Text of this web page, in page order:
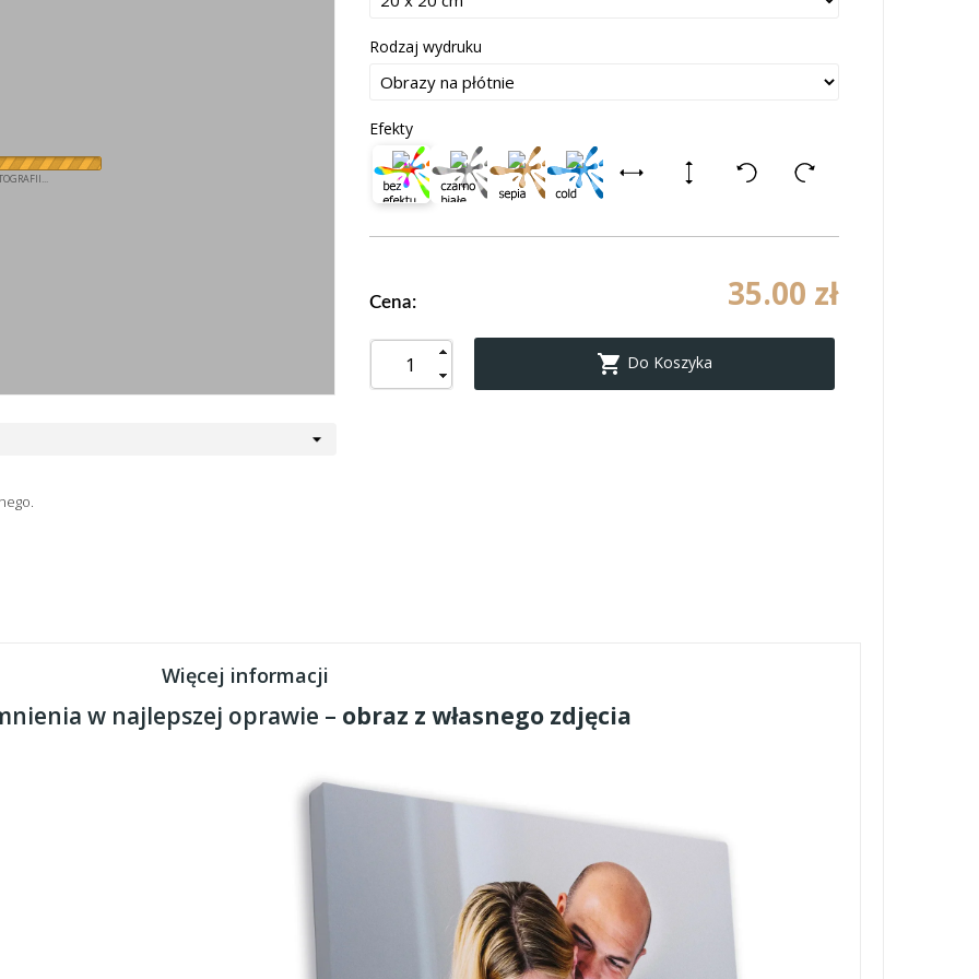
Rodzaj wydruku
Efekty
Cena: 35.00 zł
 Do Koszyka
Więcej informacji
w najlepszej oprawie – obraz z własnego zdjęcia